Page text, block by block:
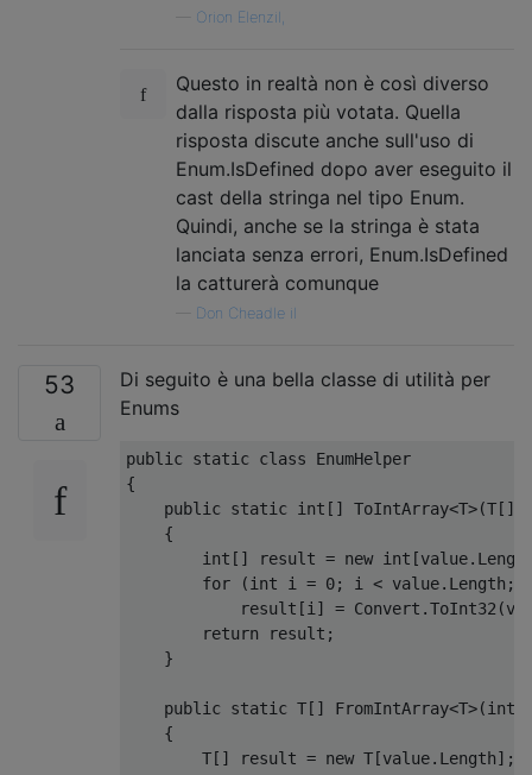
Orion Elenzil,
Questo in realtà non è così diverso
dalla risposta più votata. Quella
risposta discute anche sull'uso di
Enum.IsDefined dopo aver eseguito il
cast della stringa nel tipo Enum.
Quindi, anche se la stringa è stata
lanciata senza errori, Enum.IsDefined
la catturerà comunque
Don Cheadle il
53
Di seguito è una bella classe di utilità per
Enums
public static class
EnumHelper
{
public
static int [] ToIntArray<T>(T[]
{
int [] result = new int [value.
for
(int i = 0; i < value. Length ;
            result
[i ] = Convert .ToInt32 (
return result ;
}
public static T[] FromIntArray<T>(int
{
        T
[] result = new T[value. Length];